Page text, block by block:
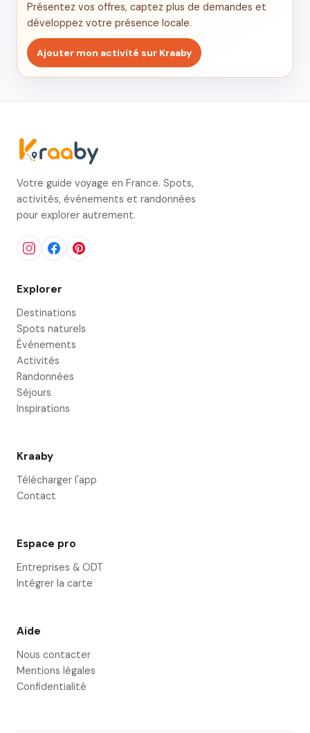
Présentez vos offres, captez plus de demandes et
développez votre présence locale.
Ajouter mon activité sur Kraaby
Votre guide voyage en France. Spots,
activités, événements et randonnées
pour explorer autrement.
Explorer
Destinations
Spots naturels
Événements
Activités
Randonnées
Séjours
Inspirations
Kraaby
Télécharger l'app
Contact
Espace pro
Entreprises & ODT
Intégrer la carte
Aide
Nous contacter
Mentions légales
Confidentialité